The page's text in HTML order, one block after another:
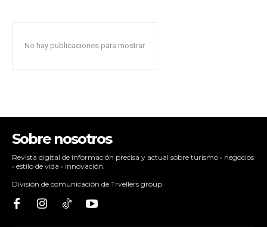
No hay publicaciones para mostrar
Sobre nosotros
Revista digital de información precisa y actual sobre turismo • negocios
• estilo de vida • innovación.
División de comunicación de Trvellers group.